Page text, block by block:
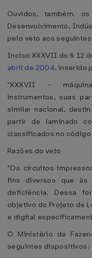
Ouvidos, também,
Desenvolvimento,
pelo veto aos
Inciso XXXVII do § 12
abril de 2004, inserido
"XXXVII -
instrumentos, suas
similar nacional,
partir de laminado
classificados no
Razões do veto
"Os circuitos
fins diversos que às
deficiência. Dessa
objetivo do Projeto de
e digital
O Ministério da
seguintes dispositivos: